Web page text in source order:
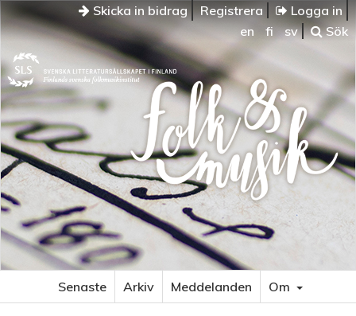
Skicka in bidrag Registrera
Logga in
en
fi sv Sök
Senaste Arkiv Meddelanden Om